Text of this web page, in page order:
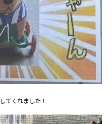
てくれました！